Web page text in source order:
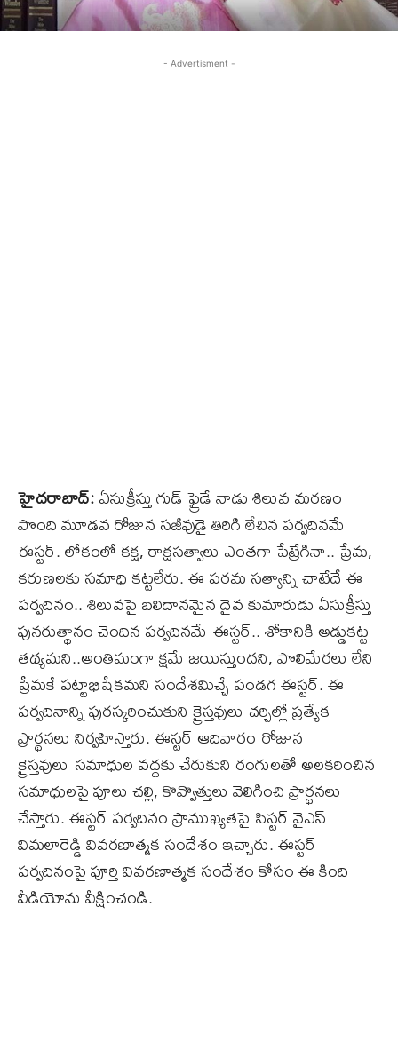
- Advertisment -
హైదరాబాద్‌:ఏసుక్రీస్తు గుడ్ ఫ్రైడే నాడు శిలువ మరణం
పొంది మూడవ రోజున సజీవుడై తిరిగి లేచిన పర్వదినమే
ఈస్టర్. లోకంలో కక్ష, రాక్షసత్వాలు ఎంతగా పేట్రేగినా.. ప్రేమ,
కరుణలకు సమాధి కట్టలేరు. ఈ పరమ సత్యాన్ని చాటేదే ఈ
పర్వదినం.. శిలువపై బలిదానమైన దైవ కుమారుడు ఏసుక్రీస్తు
పునరుత్థానం చెందిన పర్వదినమే ఈస్టర్‌.. శోకానికి అడ్డుకట్ట
తథ్యమని..అంతిమంగా క్షమే జయిస్తుందని, పొలిమేరలు లేని
ప్రేమకే పట్టాభిషేకమని సందేశమిచ్చే పండగ ఈస్టర్‌. ఈ
పర్వదినాన్ని పురస్కరించుకుని క్రైస్తవులు చర్చిల్లో ప్రత్యేక
ప్రార్థనలు నిర్వహిస్తారు. ఈస్టర్‌ ఆదివారం రోజున
క్రైస్తవులు సమాధుల వద్దకు చేరుకుని రంగులతో అలకరించిన
సమాధులపై పూలు చల్లి, కొవ్వొత్తులు వెలిగించి ప్రార్థనలు
చేస్తారు. ఈస్టర్‌ పర్వదినం ప్రాముఖ్యతపై సిస్టర్‌ వైఎస్‌
విమలారెడ్డి వివరణాత్మక సందేశం ఇచ్చారు. ఈస్టర్‌
పర్వదినంపై పూర్తి వివరణాత్మక సందేశం కోసం ఈ కింది
వీడియోను వీక్షించండి.